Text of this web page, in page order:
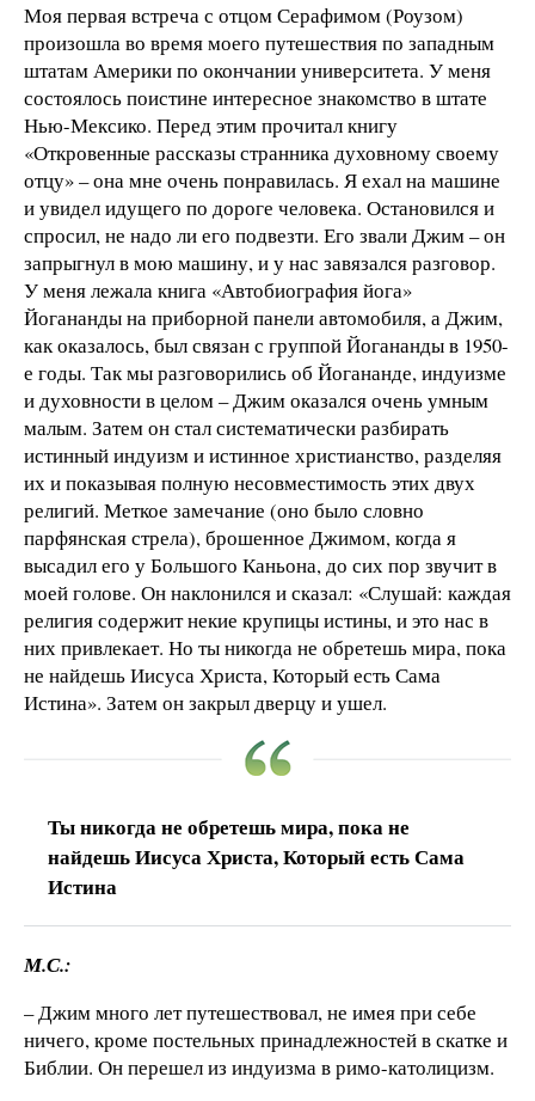
Моя первая встреча с отцом Серафимом (Роузом)
произошла во время моего путешествия по западным
штатам Америки по окончании университета. У меня
состоялось поистине интересное знакомство в штате
Нью-Мексико. Перед этим прочитал книгу
«Откровенные рассказы странника духовному своему
отцу» – она мне очень понравилась. Я ехал на машине
и увидел идущего по дороге человека. Остановился и
спросил, не надо ли его подвезти. Его звали Джим – он
запрыгнул в мою машину, и у нас завязался разговор.
У меня лежала книга «Автобиография йога»
Йогананды на приборной панели автомобиля, а Джим,
как оказалось, был связан с группой Йогананды в 1950-
е годы. Так мы разговорились об Йогананде, индуизме
и духовности в целом – Джим оказался очень умным
малым. Затем он стал систематически разбирать
истинный индуизм и истинное христианство, разделяя
их и показывая полную несовместимость этих двух
религий. Меткое замечание (оно было словно
парфянская стрела), брошенное Джимом, когда я
высадил его у Большого Каньона, до сих пор звучит в
моей голове. Он наклонился и сказал: «Слушай: каждая
религия содержит некие крупицы истины, и это нас в
них привлекает. Но ты никогда не обретешь мира, пока
не найдешь Иисуса Христа, Который есть Сама
Истина». Затем он закрыл дверцу и ушел.
Ты никогда не обретешь мира, пока не
найдешь Иисуса Христа, Который есть Сама
Истина
М.С.:
– Джим много лет путешествовал, не имея при себе
ничего, кроме постельных принадлежностей в скатке и
Библии. Он перешел из индуизма в римо-католицизм.